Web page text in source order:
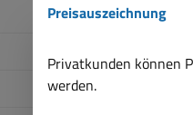
Preisauszeichnung
Privatkunden können
werden.